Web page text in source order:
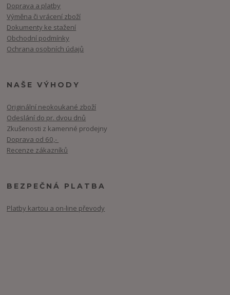
Doprava a platby
Výměna či vrácení zboží
Dokumenty ke stažení
Obchodní podmínky
Ochrana osobních údajů
NAŠE VÝHODY
Originální neokoukané zboží
Odeslání do pr. dvou dnů
Zkušenosti z kamenné prodejny
Doprava od 60,-
Recenze zákazníků
BEZPEČNÁ PLATBA
Platby kartou a on-line převody